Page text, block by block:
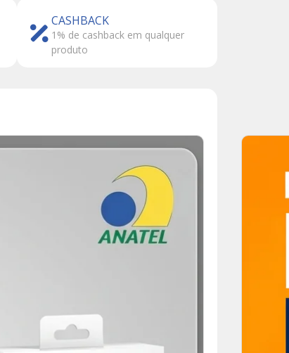
CASHBACK
1% de cashback em qualquer
produto